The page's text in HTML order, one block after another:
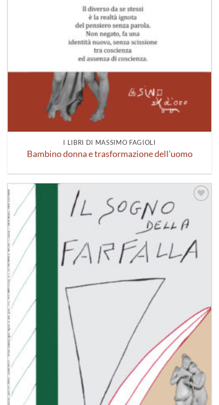
I LIBRI DI MASSIMO FAGIOLI
Bambino donna e trasformazione dell’uomo
desideri